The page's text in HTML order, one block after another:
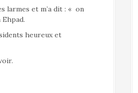
larmes et m’a dit : « on
heureux et